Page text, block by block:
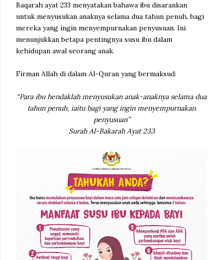
Baqarah ayat 233 menyatakan bahawa ibu disarankan
untuk menyusukan anaknya selama dua tahun penuh, bagi
mereka yang ingin menyempurnakan penyusuan. Ini
menunjukkan betapa pentingnya susu ibu dalam
kehidupan awal seorang anak.
Firman Allah di dalam Al-Quran yang bermaksud:
“Para ibu hendaklah menyusukan anak-anaknya selama dua
tahun penuh, iaitu bagi yang ingin menyempurnakan
penyusuan”
Surah Al-Bakarah Ayat 233